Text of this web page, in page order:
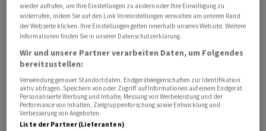
Laut einer Mitteilung vom Montag wird Andreas Gerber
dieCredit Suisse
Auszeit nehmen. Seit 2020 verantwortete er das
Firmenkundengeschäft. Auf Anfrage der
Nachrichtenagentur AWP wollte ein Sprecher der Bank
keine näheren Angaben zu den Gründen des Abgangs
wieder aufrufen, um Ihre Einstellungen zu ändern oder Ihre Einwilligung zu
widerrufen, indem Sie auf den Link Voreinstellungen verwalten am unteren Rand
der Webseite klicken. Ihre Einstellungen gelten innerhalb unseres Website. Weitere
Informationen finden Sie in unserer Datenschutzerklärung.
Wir und unsere Partner verarbeiten Daten, um Folgendes
bereitzustellen:
Verwendung genauer Standortdaten. Endgeräteeigenschaften zur Identifikation
aktiv abfragen. Speichern von oder Zugriff auf Informationen auf einem Endgerät.
Personalisierte Werbung und Inhalte, Messung von Werbeleistung und der
Performance von Inhalten, Zielgruppenforschung sowie Entwicklung und
Verbesserung von Angeboten.
Liste der Partner (Lieferanten)